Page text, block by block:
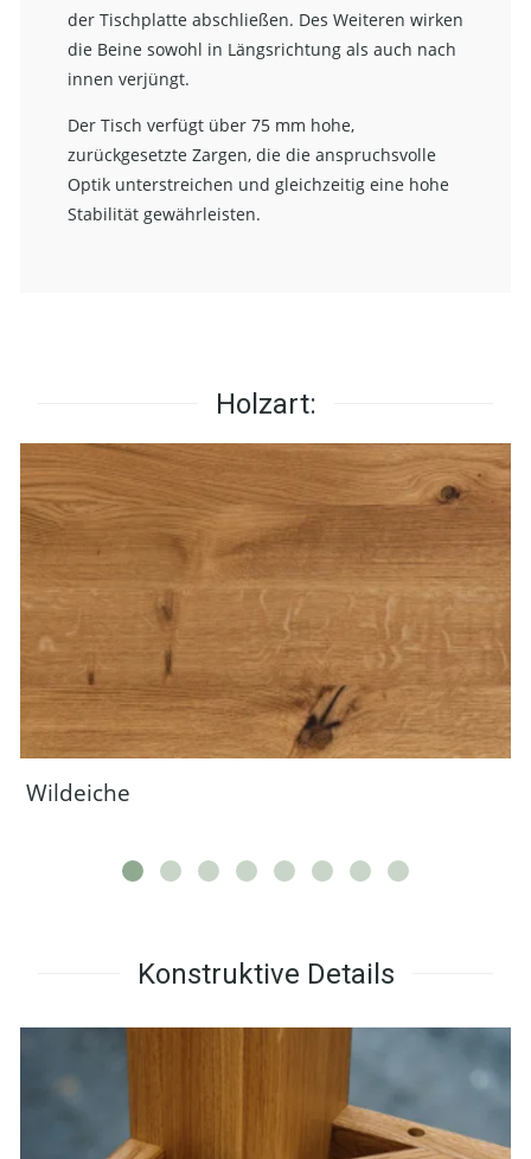
der Tischplatte abschließen. Des Weiteren wirken
die Beine sowohl in Längsrichtung als auch nach
innen verjüngt.
Der Tisch verfügt über 75 mm hohe,
zurückgesetzte Zargen, die die anspruchsvolle
Optik unterstreichen und gleichzeitig eine hohe
Stabilität gewährleisten.
Holzart:
Wildeiche
Konstruktive Details